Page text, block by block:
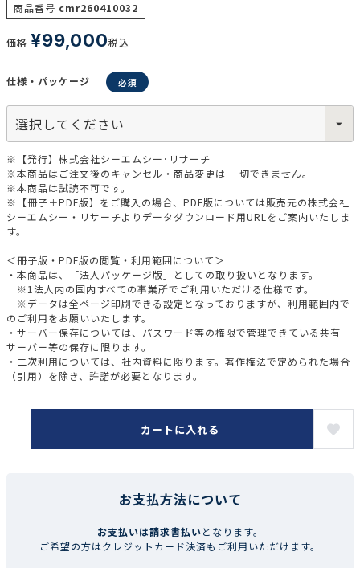
商品番号 cmr260410032
価格 ¥99,000税込
仕様・パッケージ
※【発行】株式会社シーエムシー･リサーチ
※本商品はご注文後のキャンセル・商品変更は 一切できません。
※本商品は試読不可です。
※【冊子＋PDF版】をご購入の場合、PDF版については販売元の株式会社
シーエムシー・リサーチよりデータダウンロード用URLをご案内いたしま
す。
＜冊子版・PDF版の閲覧・利用範囲について＞
・本商品は、「法人パッケージ版」としての取り扱いとなります。
※1法人内の国内すべての事業所でご利用いただける仕様です。
※データは全ページ印刷できる設定となっておりますが、利用範囲内で
のご利用をお願いいたします。
・サーバー保存については、パスワード等の権限で管理できている共有
サーバー等の保存に限ります。
・二次利用については、社内資料に限ります。著作権法で定められた場合
（引用）を除き、許諾が必要となります。
カートに入れる
お支払方法について
お支払いは請求書払いとなります。
ご希望の方はクレジットカード決済もご利用いただけます。